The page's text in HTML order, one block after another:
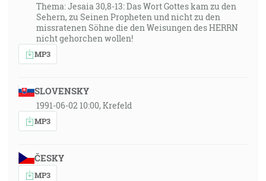
Thema: Jesaia 30,8-13: Das Wort Gottes kam zu den
Sehern, zu Seinen Propheten und nicht zu den
missratenen Söhne die den Weisungen des HERRN
nicht gehorchen wollen!
MP3
SLOVENSKY
1991-06-02 10:00, Krefeld
MP3
ČESKY
MP3